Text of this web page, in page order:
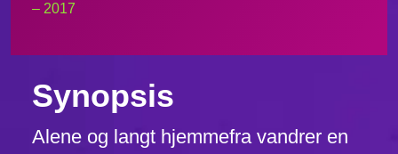
– 2017
Synopsis
Alene og langt hjemmefra vandrer en